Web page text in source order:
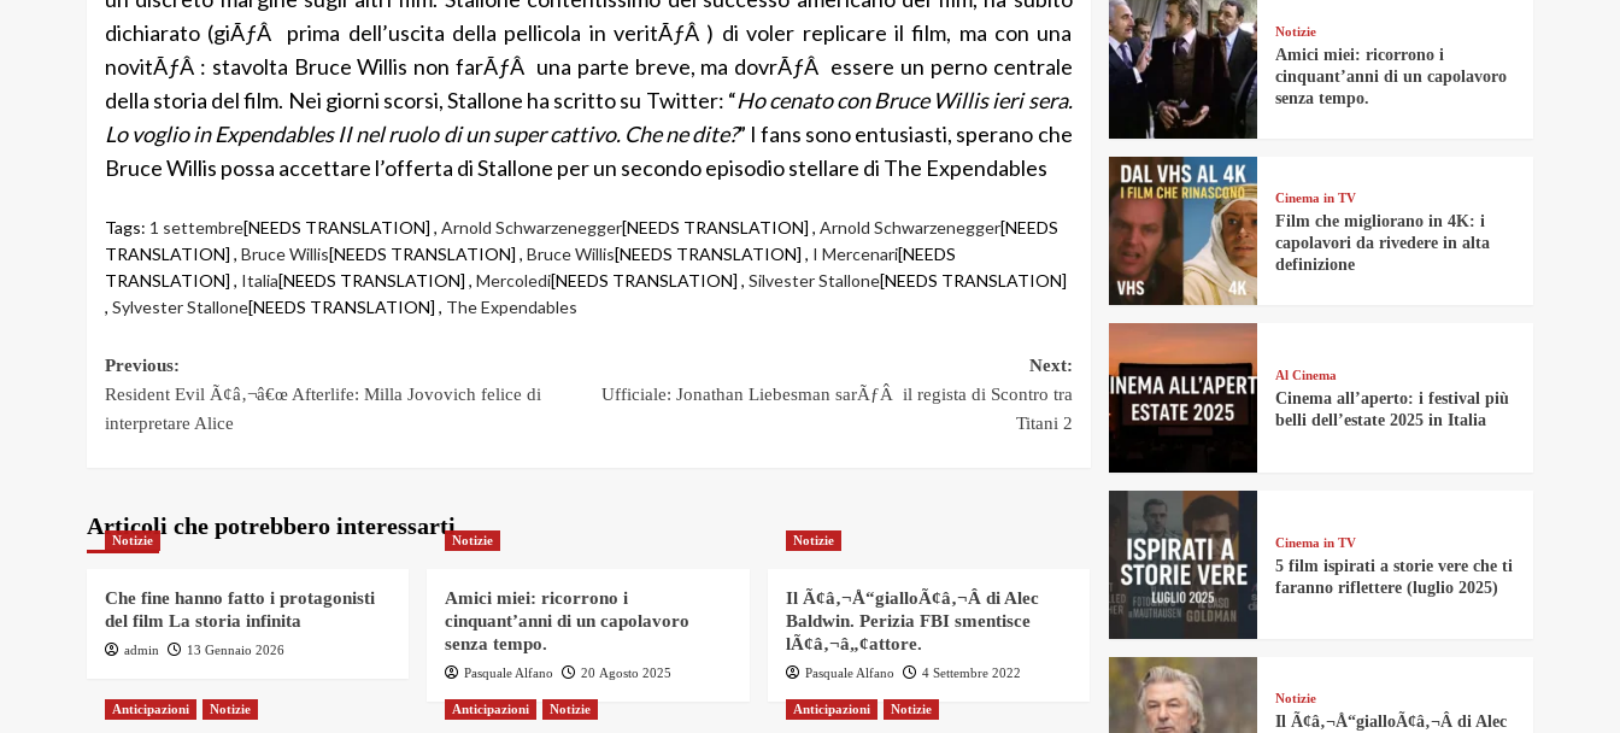
dichiarato (giÃƒÂ prima dell’uscita della pellicola in veritÃƒÂ ) di voler replicare il film, ma con una
novitÃƒÂ : stavolta Bruce Willis non farÃƒÂ una parte breve, ma dovrÃƒÂ essere un perno centrale
della storia del film. Nei giorni scorsi, Stallone ha scritto su Twitter: “Ho cenato con Bruce Willis ieri sera.
Lo voglio in Expendables II nel ruolo di un super cattivo. Che ne dite?” I fans sono entusiasti, sperano che
Bruce Willis possa accettare l’offerta di Stallone per un secondo episodio stellare di The Expendables
Tags: 1 settembre[NEEDS TRANSLATION] , Arnold Schwarzenegger[NEEDS TRANSLATION] , Arnold Schwarzenegger[NEEDS
TRANSLATION] , Bruce Willis[NEEDS TRANSLATION] , Bruce Willis[NEEDS TRANSLATION] , I Mercenari[NEEDS
TRANSLATION] , Italia[NEEDS TRANSLATION] , Mercoledi[NEEDS TRANSLATION] , Silvester Stallone[NEEDS TRANSLATION]
, Sylvester Stallone[NEEDS TRANSLATION] , The Expendables
Post
navigation
Previous:
Resident Evil Ã¢â‚¬â€œ Afterlife: Milla Jovovich felice di
interpretare Alice
Next:
Ufficiale: Jonathan Liebesman sarÃƒÂ il regista di Scontro tra
Titani 2
Articoli che potrebbero interessarti
Notizie
Che fine hanno fatto i protagonisti
del film La storia infinita
admin 13 Gennaio 2026
Notizie
Amici miei: ricorrono i
cinquant’anni di un capolavoro
senza tempo.
Pasquale Alfano 20 Agosto 2025
Notizie
Il Ã¢â‚¬Å“gialloÃ¢â‚¬Â di Alec
Baldwin. Perizia FBI smentisce
lÃ¢â‚¬â„¢attore.
Pasquale Alfano 4 Settembre 2022
Anticipazioni Notizie Anticipazioni Notizie Anticipazioni Notizie
Notizie
Amici miei: ricorrono i
cinquant’anni di un capolavoro
senza tempo.
Cinema in TV
Film che migliorano in 4K: i
capolavori da rivedere in alta
definizione
Al Cinema
Cinema all’aperto: i festival più
belli dell’estate 2025 in Italia
Cinema in TV
5 film ispirati a storie vere che ti
faranno riflettere (luglio 2025)
Notizie
Il Ã¢â‚¬Å“gialloÃ¢â‚¬Â di Alec